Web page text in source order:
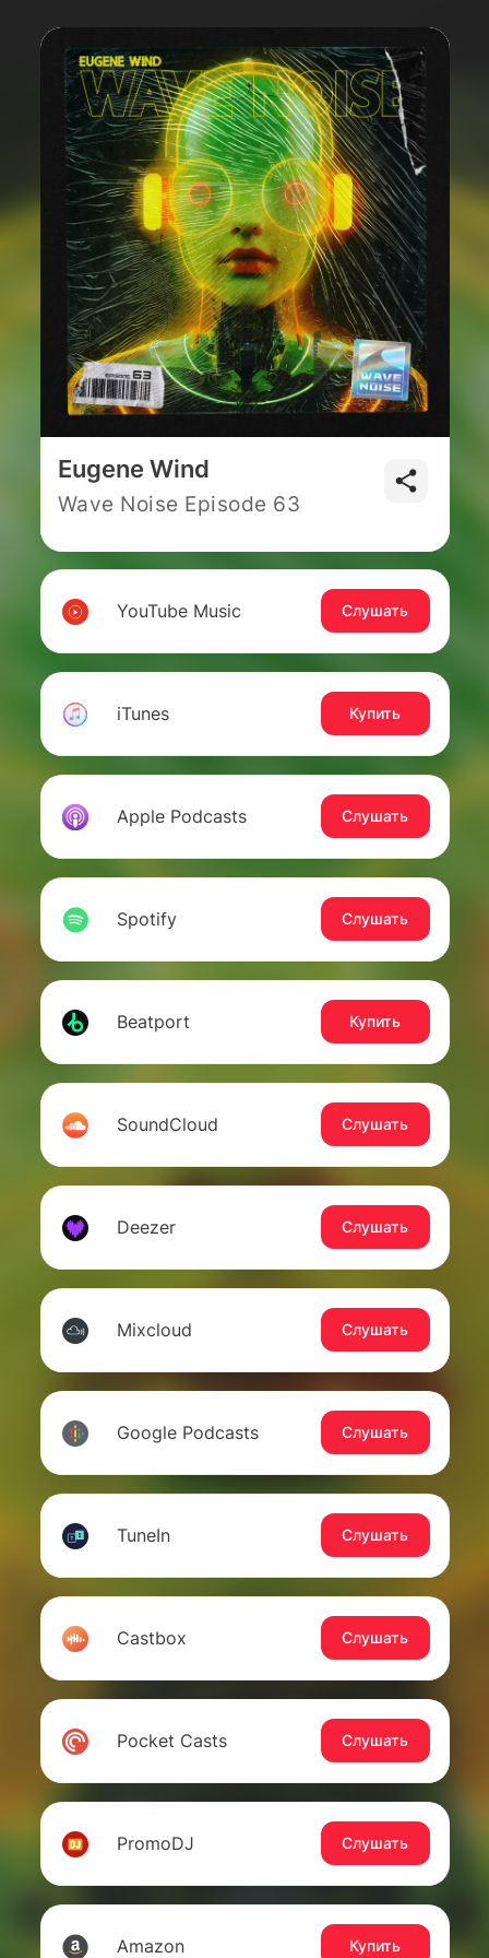
Eugene Wind
Wave Noise Episode 63
YouTube Music Слушать
iTunes Купить
Apple Podcasts Слушать
Spotify Слушать
Beatport Купить
SoundCloud Слушать
Deezer Слушать
Mixcloud Слушать
Google Podcasts Слушать
TuneIn Слушать
Castbox Слушать
Pocket Casts Слушать
PromoDJ Слушать
Amazon Купить